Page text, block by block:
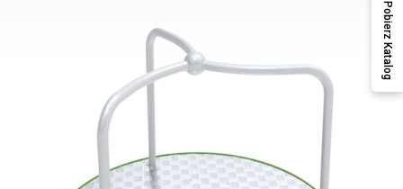
Pobierz Katalog